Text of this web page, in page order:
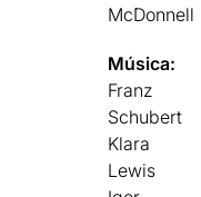
McDonnell
Música:
Franz
Schubert
Klara
Lewis